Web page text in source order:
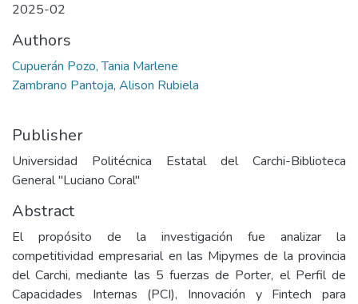
2025-02
Authors
Cupuerán Pozo, Tania Marlene
Zambrano Pantoja, Alison Rubiela
Publisher
Universidad Politécnica Estatal del Carchi-Biblioteca
General "Luciano Coral"
Abstract
El propósito de la investigación fue analizar la
competitividad empresarial en las Mipymes de la provincia
del Carchi, mediante las 5 fuerzas de Porter, el Perfil de
Capacidades Internas (PCI), Innovación y Fintech para